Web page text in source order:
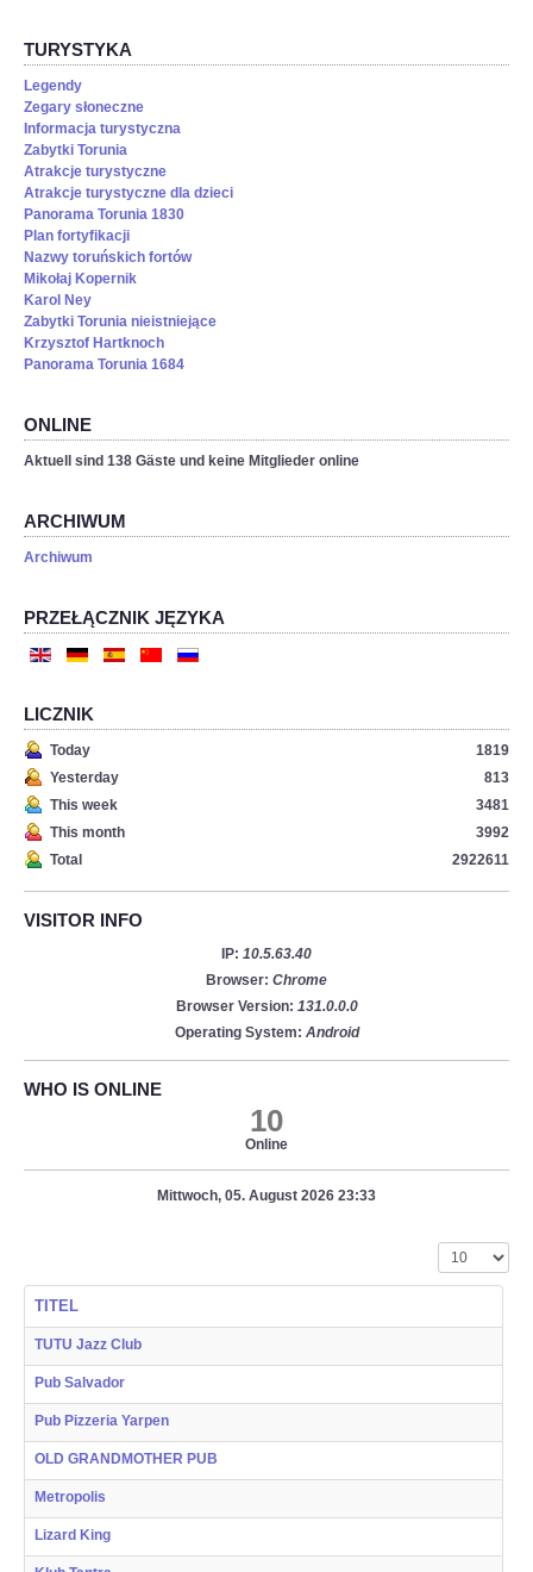
TURYSTYKA
Legendy
Zegary słoneczne
Informacja turystyczna
Zabytki Torunia
Atrakcje turystyczne
Atrakcje turystyczne dla dzieci
Panorama Torunia 1830
Plan fortyfikacji
Nazwy toruńskich fortów
Mikołaj Kopernik
Karol Ney
Zabytki Torunia nieistniejące
Krzysztof Hartknoch
Panorama Torunia 1684
ONLINE
Aktuell sind 138 Gäste und keine Mitglieder online
ARCHIWUM
Archiwum
PRZEŁĄCZNIK JĘZYKA
LICZNIK
Today
1819
Yesterday
813
This week
3481
This month
3992
Total
2922611
VISITOR INFO
IP: 10.5.63.40
Browser: Chrome
Browser Version: 131.0.0.0
Operating System: Android
WHO IS ONLINE
10
Online
Mittwoch, 05. August 2026 23:33
Anzeige #
TITEL
TUTU Jazz Club
Pub Salvador
Pub Pizzeria Yarpen
OLD GRANDMOTHER PUB
Metropolis
Lizard King